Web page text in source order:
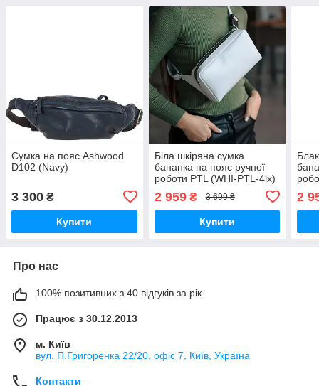
Сумка на пояс Ashwood
D102 (Navy)
3 300 ₴
Купити
Біла шкіряна сумка
бананка на пояс ручної
роботи PTL (WHI-PTL-4lx)
2 959₴ 3 699 ₴
Купити
2
Про нас
100% позитивних з 40 відгуків за рік
Працює з 30.12.2013
м. Київ
вул. П.Григоренка 22/20, офіс 7, Київ, Україна
Контакти